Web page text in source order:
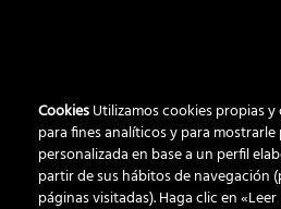
CookiesUtilizamos cookies propias
para fines analíticos y para
personalizada en base a un perfil
partir de sus hábitos de navegación
páginas visitadas). Haga clic en